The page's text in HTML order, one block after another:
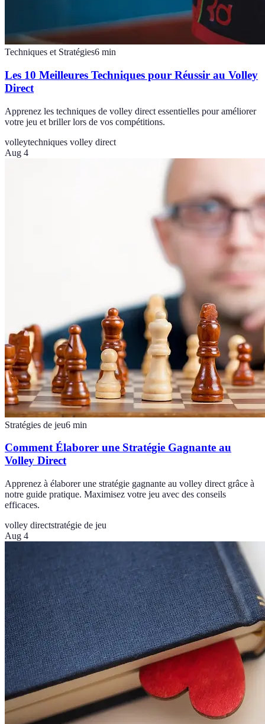
Techniques et Stratégies6 min
Les 10 Meilleures Techniques pour Réussir au Volley
Direct
Apprenez les techniques de volley direct essentielles pour améliorer
votre jeu et briller lors de vos compétitions.
volleytechniques volley direct
Aug 4
Stratégies de jeu6 min
Comment Élaborer une Stratégie Gagnante au
Volley Direct
Apprenez à élaborer une stratégie gagnante au volley direct grâce à
notre guide pratique. Maximisez votre jeu avec des conseils
efficaces.
volley directstratégie de jeu
Aug 4